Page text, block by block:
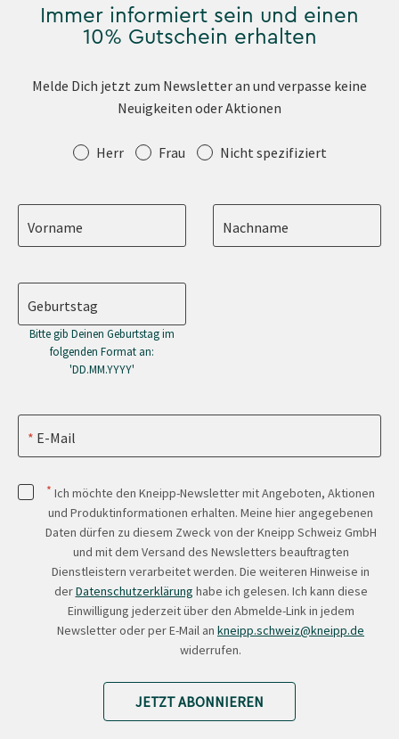
Immer informiert sein und einen
10% Gutschein erhalten
Melde Dich jetzt zum Newsletter an und verpasse keine
Neuigkeiten oder Aktionen
Anrede Herr Frau Nicht spezifiziert
Vorname Nachname
Geburtstag
Bitte gib Deinen Geburtstag im
folgenden Format an:
'DD.MM.YYYY'
E-Mail
* Ich möchte den Kneipp-Newsletter mit Angeboten, Aktionen
und Produktinformationen erhalten. Meine hier angegebenen
Daten dürfen zu diesem Zweck von der Kneipp Schweiz GmbH
und mit dem Versand des Newsletters beauftragten
Dienstleistern verarbeitet werden. Die weiteren Hinweise in
derDatenschutzerklärung habe ich gelesen. Ich kann diese
Einwilligung jederzeit über den Abmelde-Link in jedem
Newsletter oder per E-Mail an kneipp.schweiz@kneipp.de
widerrufen.
JETZT ABONNIEREN